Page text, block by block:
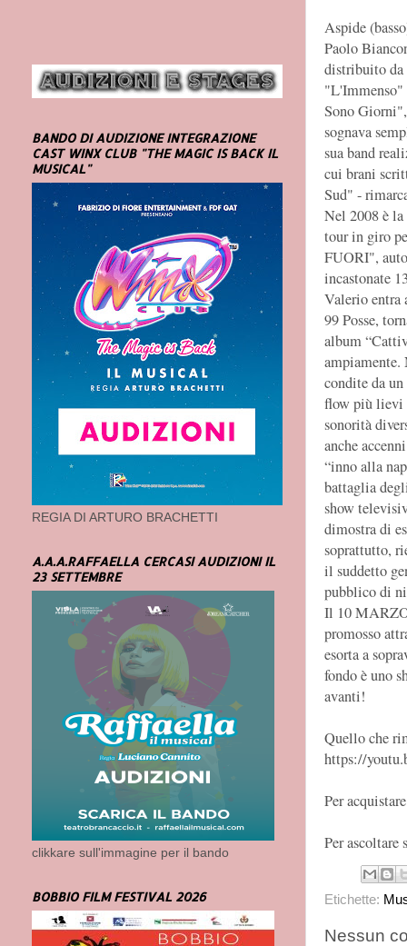
Aspide
Paolo
distribuito da
Sono
sognava
sua band
cui brani
Sud" -
Nel 2008 è
tour in giro
FUORI",
incastonate
Valerio entra
99 Posse,
album
ampiamente.
condite da
flow più lievi
sonorità
anche
“inno alla
battaglia
show
dimostra di
soprattutto,
il suddetto
pubblico di
Il 10
promosso
esorta a
fondo è uno
avanti!
Quello che
https://
Per
Per
Etichette:
Nessun
BANDO DI AUDIZIONE INTEGRAZIONE
CAST WINX CLUB "THE MAGIC IS BACK IL
MUSICAL"
REGIA DI ARTURO BRACHETTI
A.A.A.RAFFAELLA CERCASI AUDIZIONI IL
23 SETTEMBRE
clikkare sull'immagine per il bando
BOBBIO FILM FESTIVAL 2026